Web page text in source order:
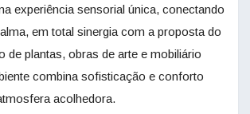
experiência sensorial única, conectando
em total sinergia com a proposta do
de plantas, obras de arte e mobiliário
combina sofisticação e conforto
acolhedora.